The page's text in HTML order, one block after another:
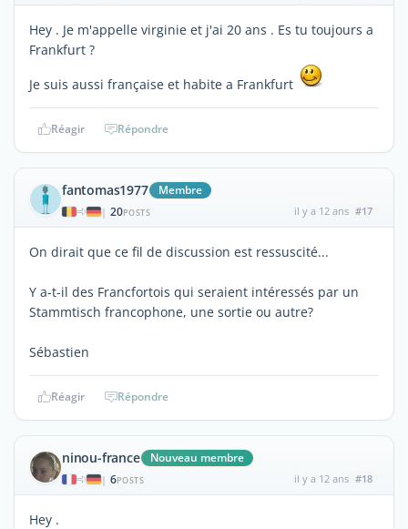
Hey . Je m'appelle virginie et j'ai 20 ans . Es tu toujours a
Frankfurt ?
Je suis aussi française et habite a Frankfurt
Réagir Répondre
fantomas1977 Membre
| 20POSTS il y a 12 ans #17
On dirait que ce fil de discussion est ressuscité...
Y a-t-il des Francfortois qui seraient intéressés par un
Stammtisch francophone, une sortie ou autre?
Sébastien
Réagir Répondre
ninou-france Nouveau membre
| 6POSTS il y a 12 ans #18
Hey .